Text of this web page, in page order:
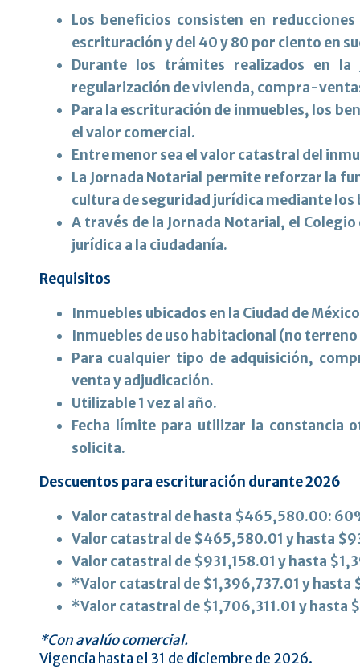
Los beneficios consisten en
escrituración y del 40 y 80 por ciento en
Durante los trámites realizados en la
regularización de vivienda, compra-
Para la escrituración de inmuebles, los
el valor comercial.
Entre menor sea el valor catastral del
La Jornada Notarial permite reforzar la
cultura de seguridad jurídica mediante
A través de la Jornada Notarial, el
jurídica a la ciudadanía.
Requisitos
Inmuebles ubicados en la Ciudad de
Inmuebles de uso habitacional (no
Para cualquier tipo de adquisición,
venta y adjudicación.
Utilizable 1 vez al año.
Fecha límite para utilizar la constancia
solicita.
Descuentos para escrituración durante 2026
Valor catastral de hasta $465,580.00:
Valor catastral de $465,580.01 y hasta
Valor catastral de $931,158.01 y hasta
*Valor catastral de $1,396,737.01 y hasta
*Valor catastral de $1,706,311.01 y hasta
*Con avalúo comercial.
Vigencia hasta el 31 de diciembre de 2026.